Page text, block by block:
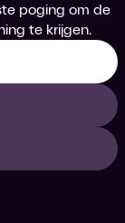
poging om de
te krijgen.